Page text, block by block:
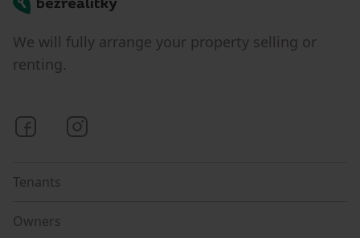
We will fully arrange your property selling or
renting.
Bezrealitky on Facebook
Tenants
Owners